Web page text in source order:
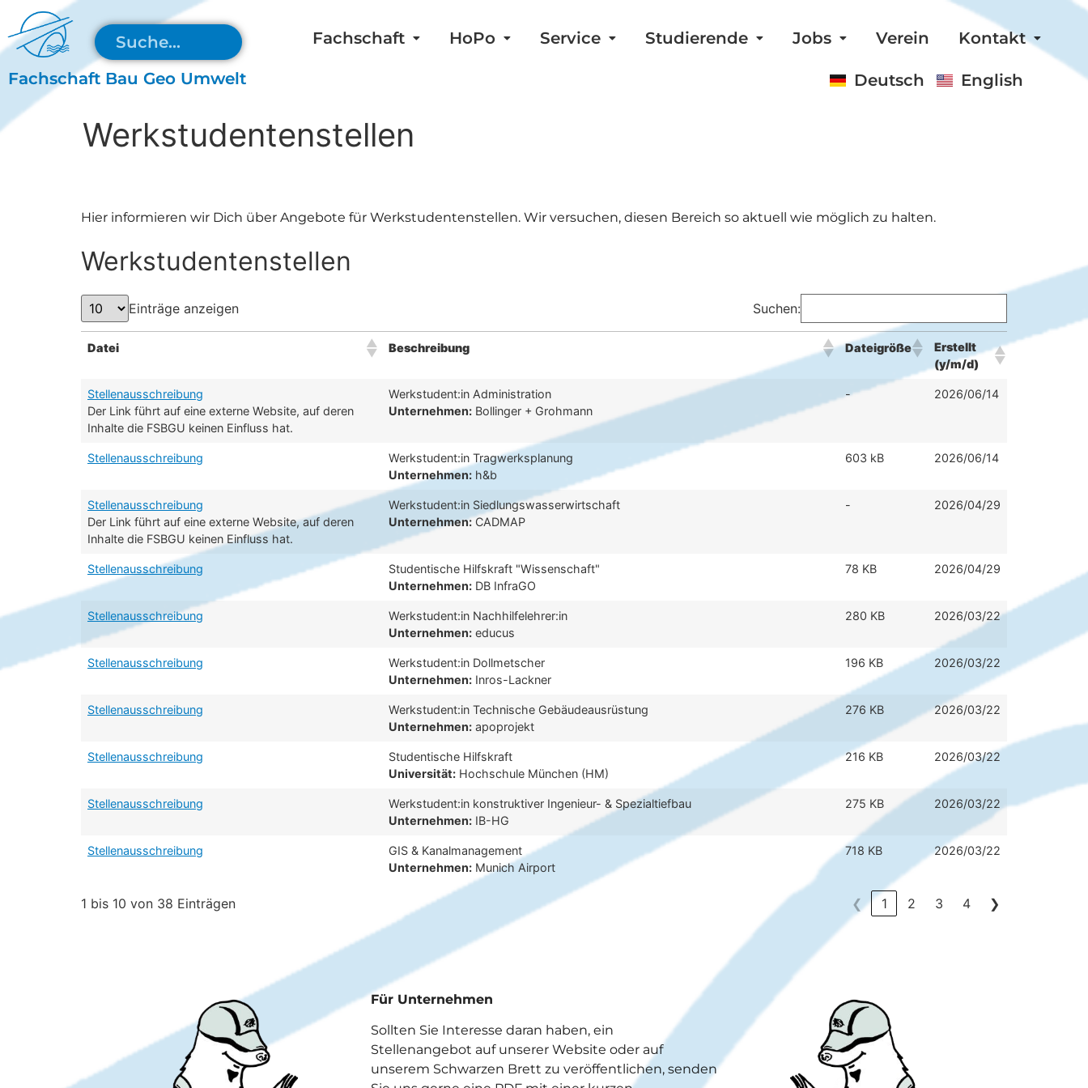
Fachschaft HoPo Service Studierende Jobs Verein Kontakt
Fachschaft Bau Geo Umwelt Deutsch English
Werkstudentenstellen
Hier informieren wir Dich über Angebote für Werkstudentenstellen. Wir versuchen, diesen Bereich so aktuell wie möglich zu halten.
Werkstudentenstellen
Einträge anzeigen Suchen:
Datei Beschreibung Dateigröße
Erstellt
(y/m/d)
Stellenausschreibung
Der Link führt auf eine externe Website, auf deren
Inhalte die FSBGU keinen Einfluss hat.
Werkstudent:in Administration
Unternehmen: Bollinger + Grohmann
- 2026/06/14
Stellenausschreibung
Werkstudent:in Tragwerksplanung
Unternehmen: h&b
603 kB 2026/06/14
Stellenausschreibung
Der Link führt auf eine externe Website, auf deren
Inhalte die FSBGU keinen Einfluss hat.
Werkstudent:in Siedlungswasserwirtschaft
Unternehmen:CADMAP
- 2026/04/29
Stellenausschreibung
Studentische Hilfskraft "Wissenschaft"
Unternehmen: DB InfraGO
78 KB 2026/04/29
Stellenausschreibung
Werkstudent:in Nachhilfelehrer:in
Unternehmen: educus
280 KB 2026/03/22
Stellenausschreibung
Werkstudent:in Dollmetscher
Unternehmen: Inros-Lackner
196 KB 2026/03/22
Stellenausschreibung
Werkstudent:in Technische Gebäudeausrüstung
Unternehmen: apoprojekt
276 KB 2026/03/22
Stellenausschreibung
Studentische Hilfskraft
Universität: Hochschule München (HM)
216 KB 2026/03/22
Stellenausschreibung
Werkstudent:in konstruktiver Ingenieur- & Spezialtiefbau
Unternehmen: IB-HG
275 KB 2026/03/22
Stellenausschreibung
GIS & Kanalmanagement
Unternehmen: Munich Airport
718 KB 2026/03/22
1 bis 10 von 38 Einträgen ❮ 1 2 3 4 ❯
Für Unternehmen
Sollten Sie Interesse daran haben, ein
Stellenangebot auf unserer Website oder auf
unserem Schwarzen Brett zu veröffentlichen, senden